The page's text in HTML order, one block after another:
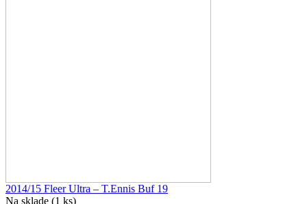
2014/15 Fleer Ultra – T.Ennis Buf 19
Na sklade (1 ks)